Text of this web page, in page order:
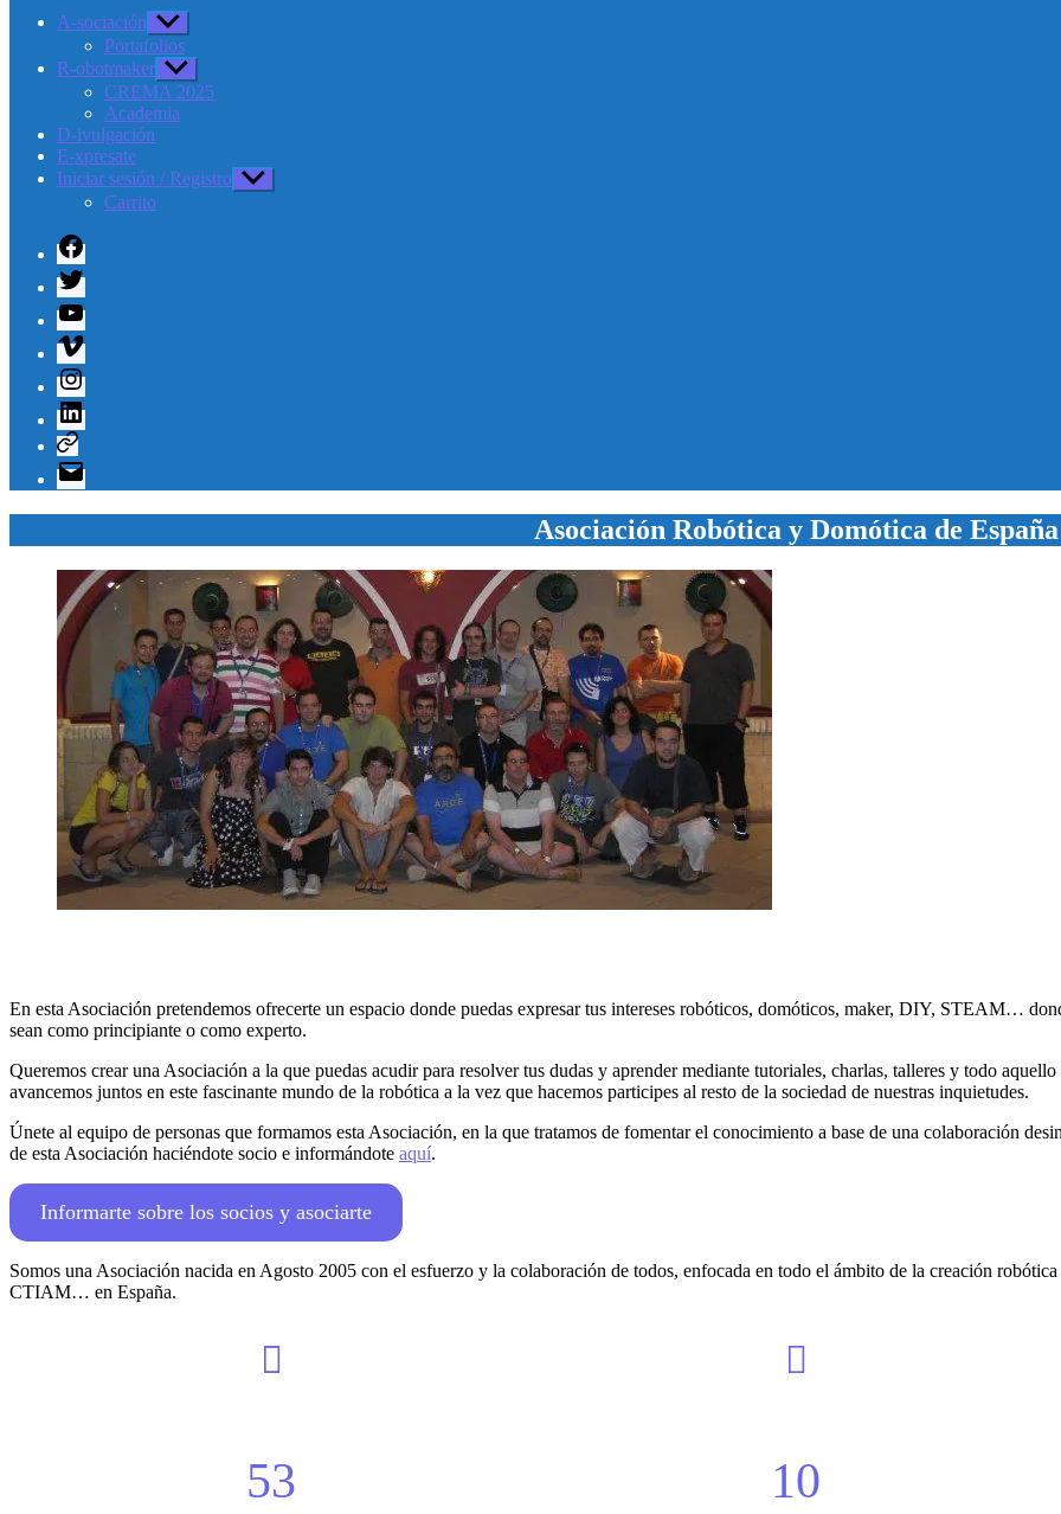
A-sociación Mostrar
el
submenú
Portafolios
R-obotmaker Mostrar
el
submenú
CREMA 2025
Academia
D-ivulgación
E-xpresate
Iniciar sesión / Registro Mostrar
el
Carrito
Facebook
Twitter
Youtube
Vimeo
Instagram
Linkedin
Telegram
Correo
electrónico
Asociación Robótica y Domótica de España
En esta Asociación pretendemos ofrecerte un espacio donde puedas expresar tus intereses robóticos, domóticos, maker, DIY, STEAM…
sean como principiante o como experto.
Queremos crear una Asociación a la que puedas acudir para resolver tus dudas y aprender mediante tutoriales, charlas, talleres y todo
avancemos juntos en este fascinante mundo de la robótica a la vez que hacemos participes al resto de la sociedad de nuestras inquietudes.
Únete al equipo de personas que formamos esta Asociación, en la que tratamos de fomentar el conocimiento a base de una colaboración
de esta Asociación haciéndote socio e informándote aquí.
Informarte sobre los socios y asociarte
Somos una Asociación nacida en Agosto 2005 con el esfuerzo y la colaboración de todos, enfocada en todo el ámbito de la creación
CTIAM… en España.
53 10